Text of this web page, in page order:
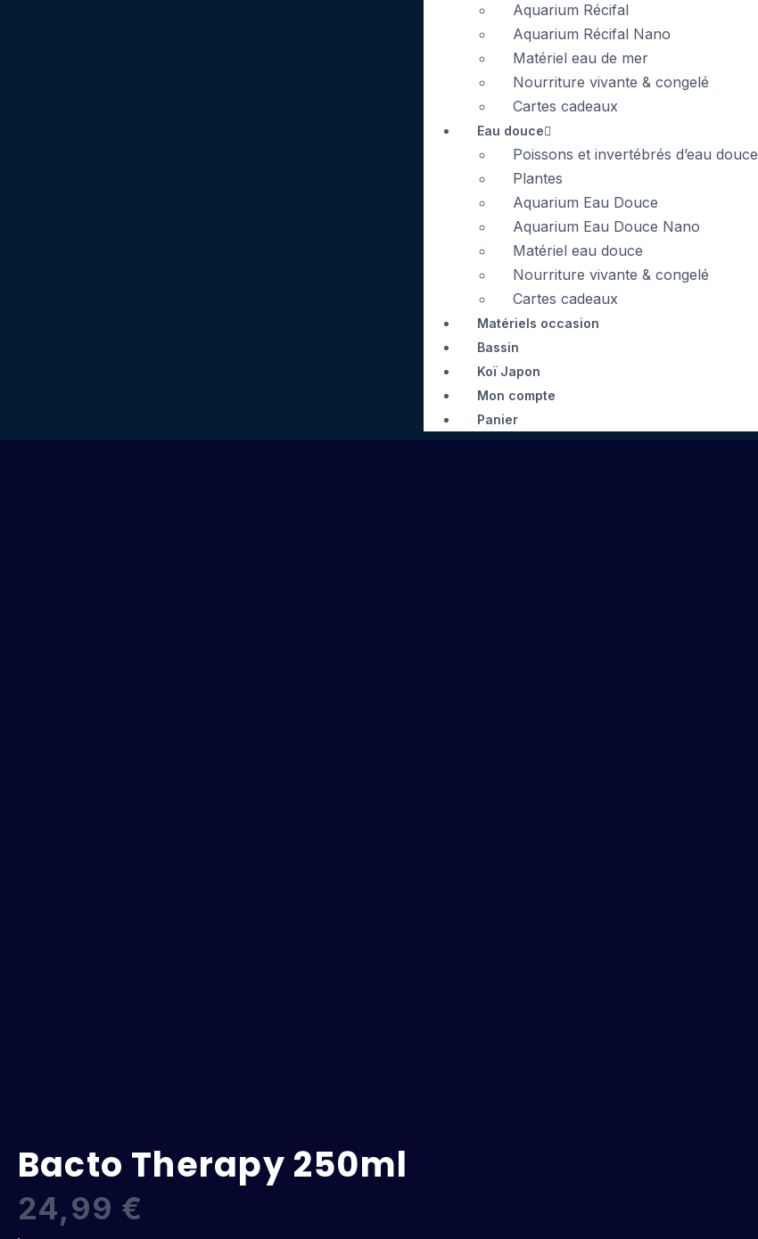
Aquarium Récifal
Aquarium Récifal Nano
Matériel eau de mer
Nourriture vivante & congelé
Cartes cadeaux
Eau douce
Poissons et invertébrés d’eau douce
Plantes
Aquarium Eau Douce
Aquarium Eau Douce Nano
Matériel eau douce
Nourriture vivante & congelé
Cartes cadeaux
Matériels occasion
Bassin
Koï Japon
Mon compte
Panier
Bacto Therapy 250ml
24,99 €